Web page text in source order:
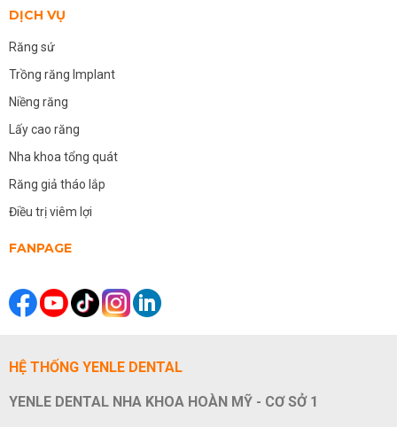
DỊCH VỤ
Răng sứ
Trồng răng Implant
Niềng răng
Lấy cao răng
Nha khoa tổng quát
Răng giả tháo lắp
Điều trị viêm lợi
FANPAGE
HỆ THỐNG YENLE DENTAL
YENLE DENTAL NHA KHOA HOÀN MỸ - CƠ SỞ 1